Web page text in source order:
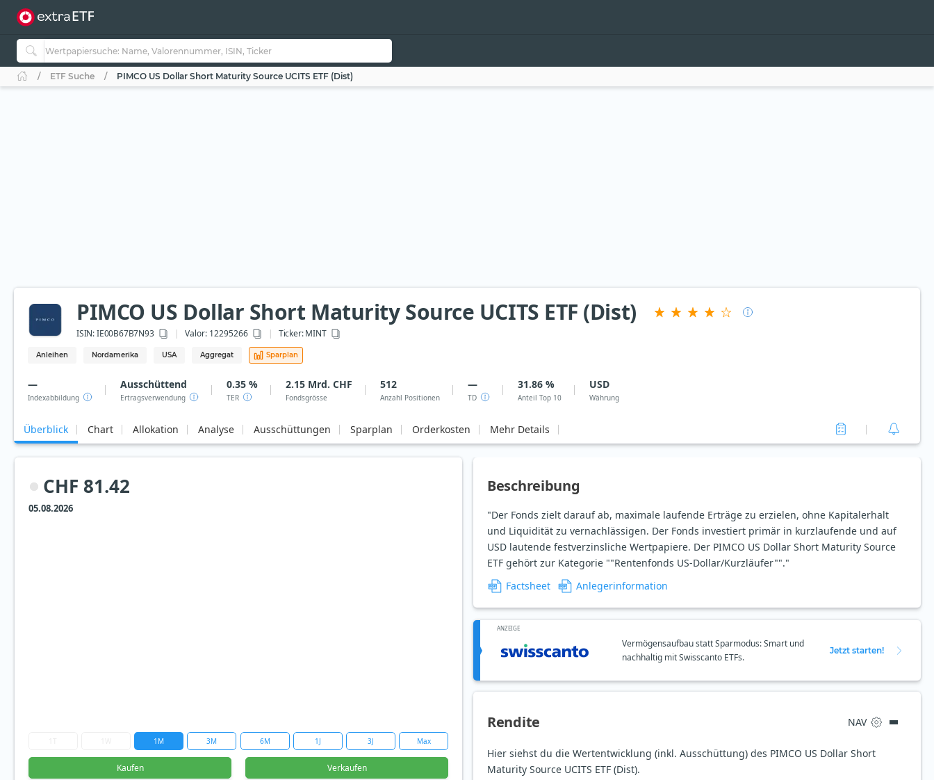
ETF Suche PIMCO US Dollar Short Maturity Source UCITS ETF (Dist)
PIMCO US Dollar Short Maturity Source UCITS ETF (Dist)
ISIN:IE00B67B7N93 Valor: 12295266 Ticker:MINT
Anleihen Nordamerika USA Aggregat Sparplan
—
Indexabbildung
Ausschüttend
Ertragsverwendung
0.35 %
TER
2.15 Mrd. CHF
Fondsgrösse
512
Anzahl Positionen
—
TD
31.86 %
Anteil Top 10
USD
Währung
Überblick Chart Allokation Analyse Ausschüttungen Sparplan Orderkosten Mehr Details
CHF 81.42
05.08.2026
1M 3M 6M 1J 3J Max
Kaufen Verkaufen
Beschreibung
"Der Fonds zielt darauf ab, maximale laufende Erträge zu erzielen, ohne Kapitalerhalt
und Liquidität zu vernachlässigen. Der Fonds investiert primär in kurzlaufende und auf
USD lautende festverzinsliche Wertpapiere. Der PIMCO US Dollar Short Maturity Source
ETF gehört zur Kategorie ""Rentenfonds US-Dollar/Kurzläufer""."
Factsheet
Anlegerinformation
ANZEIGE
Vermögensaufbau statt Sparmodus: Smart und
nachhaltig mit Swisscanto ETFs.
Jetzt starten!
Rendite NAV
Hier siehst du die Wertentwicklung (inkl. Ausschüttung) des PIMCO US Dollar Short
Maturity Source UCITS ETF (Dist).